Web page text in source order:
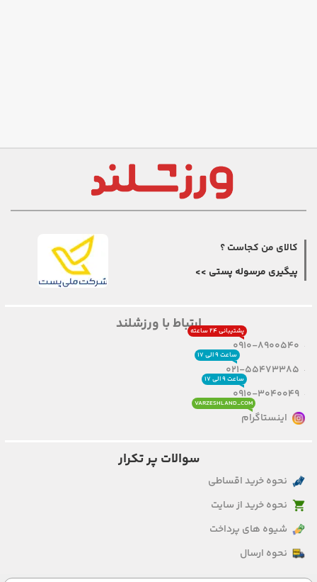
کالای من کجاست ؟
پیگیری مرسوله پستی >>
ارتباط با ورزشلند
0910-8900540
پشتیبانی ۲۴ ساعته
021-55473385
ساعت ۹ الی ۱۷
0910-3040049
ساعت ۹ الی ۱۷
اینستاگرام
VARZESHLAND_COM
سوالات پر تکرار
نحوه خرید اقساطی
نحوه خرید از سایت
شیوه های پرداخت
نحوه ارسال